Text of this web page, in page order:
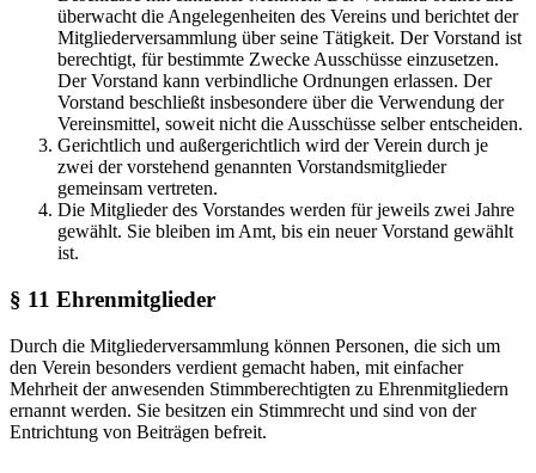
überwacht die Angelegenheiten des Vereins und berichtet der
Mitgliederversammlung über seine Tätigkeit. Der Vorstand ist
berechtigt, für bestimmte Zwecke Ausschüsse einzusetzen.
Der Vorstand kann verbindliche Ordnungen erlassen. Der
Vorstand beschließt insbesondere über die Verwendung der
Vereinsmittel, soweit nicht die Ausschüsse selber entscheiden.
Gerichtlich und außergerichtlich wird der Verein durch je
zwei der vorstehend genannten Vorstandsmitglieder
gemeinsam vertreten.
Die Mitglieder des Vorstandes werden für jeweils zwei Jahre
gewählt. Sie bleiben im Amt, bis ein neuer Vorstand gewählt
ist.
§ 11 Ehrenmitglieder
Durch die Mitgliederversammlung können Personen, die sich um
den Verein besonders verdient gemacht haben, mit einfacher
Mehrheit der anwesenden Stimmberechtigten zu Ehrenmitgliedern
ernannt werden. Sie besitzen ein Stimmrecht und sind von der
Entrichtung von Beiträgen befreit.